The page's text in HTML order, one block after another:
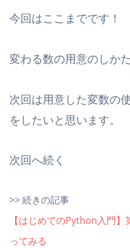
今回はここまでです！
変わる数の用意のしか
次回は用意した変数の
をしたいと思います。
次回へ続く
>> 続きの記事
【はじめてのPython入門
ってみる